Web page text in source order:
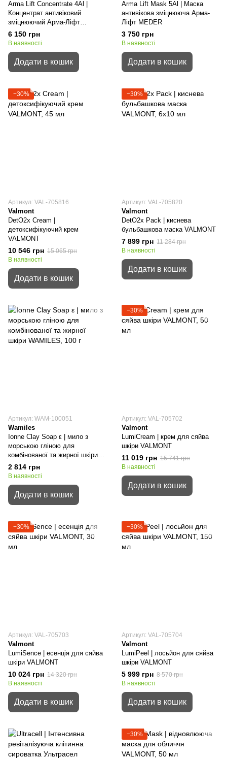
Arma Lift Concentrate 4Al |
Концентрат антивіковий
зміцнюючий Арма-Ліфт
MEDER
6 150 грн
В наявності
Додати в кошик
Arma Lift Mask 5Al | Маска
антивікова зміцнююча Арма-
Ліфт MEDER
3 750 грн
В наявності
Додати в кошик
−30%
Артикул: VAL-705816
Valmont
DetO2x Cream |
детоксифiкуючий крем
VALMONT
10 546 грн 15 065 грн
В наявності
Додати в кошик
−30%
Артикул: VAL-705820
Valmont
DetO2x Pack | киснева
бульбашкова маска VALMONT
7 899 грн 11 284 грн
В наявності
Додати в кошик
Артикул: WAM-100051
Wamiles
Ionne Clay Soap ε | мило з
морською гліною для
комбінованої та жирної шкіри
WAMILES
2 814 грн
В наявності
Додати в кошик
−30%
Артикул: VAL-705702
Valmont
LumiCream | крем для сяйва
шкіри VALMONT
11 019 грн 15 741 грн
В наявності
Додати в кошик
−30%
Артикул: VAL-705703
Valmont
LumiSence | есенція для сяйва
шкіри VALMONT
10 024 грн 14 320 грн
В наявності
Додати в кошик
−30%
Артикул: VAL-705704
Valmont
LumiPeel | лосьйон для сяйва
шкіри VALMONT
5 999 грн 8 570 грн
В наявності
Додати в кошик
−30%